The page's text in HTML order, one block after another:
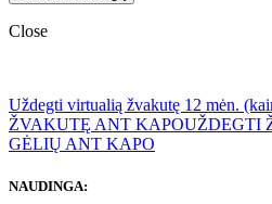
Close
Uždegti virtualią žvakutę 12 mėn.
ŽVAKUTĘ ANT KAPOUŽDEGTI
GĖLIŲ ANT KAPO
NAUDINGA: